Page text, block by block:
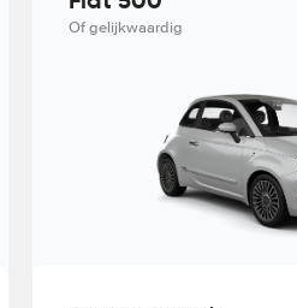
Of gelijkwaardig